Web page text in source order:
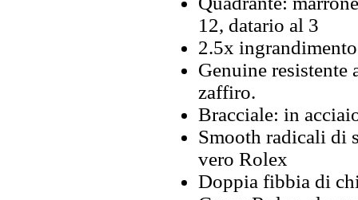
12, datario al 3
2.5x
Genuine
zaffiro.
Bracciale: in
Smooth radicali di
vero Rolex
Doppia fibbia di